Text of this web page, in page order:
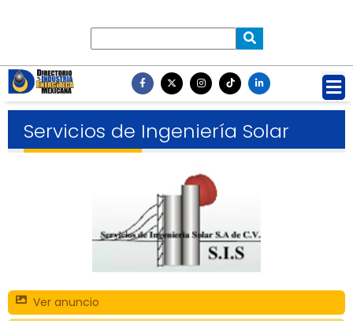
Servicios de Ingeniería Solar
Ver anuncio